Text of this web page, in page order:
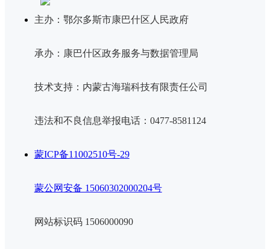
主办：鄂尔多斯市康巴什区人民政府
承办：康巴什区政务服务与数据管理局
技术支持：内蒙古海瑞科技有限责任公司
违法和不良信息举报电话：0477-8581124
蒙ICP备11002510号-29
蒙公网安备 15060302000204号
网站标识码 1506000090